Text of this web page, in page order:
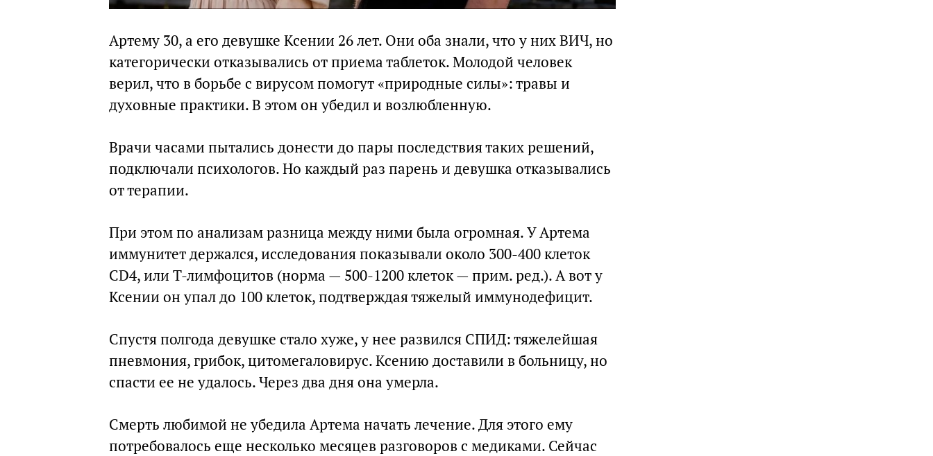
Артему 30, а его девушке Ксении 26 лет. Они оба знали, что у них ВИЧ, но
категорически отказывались от приема таблеток. Молодой человек
верил, что в борьбе с вирусом помогут «природные силы»: травы и
духовные практики. В этом он убедил и возлюбленную.
Врачи часами пытались донести до пары последствия таких решений,
подключали психологов. Но каждый раз парень и девушка отказывались
от терапии.
При этом по анализам разница между ними была огромная. У Артема
иммунитет держался, исследования показывали около 300-400 клеток
CD4, или Т-лимфоцитов (норма — 500-1200 клеток — прим. ред.). А вот у
Ксении он упал до 100 клеток, подтверждая тяжелый иммунодефицит.
Спустя полгода девушке стало хуже, у нее развился СПИД: тяжелейшая
пневмония, грибок, цитомегаловирус. Ксению доставили в больницу, но
спасти ее не удалось. Через два дня она умерла.
Смерть любимой не убедила Артема начать лечение. Для этого ему
потребовалось еще несколько месяцев разговоров с медиками. Сейчас